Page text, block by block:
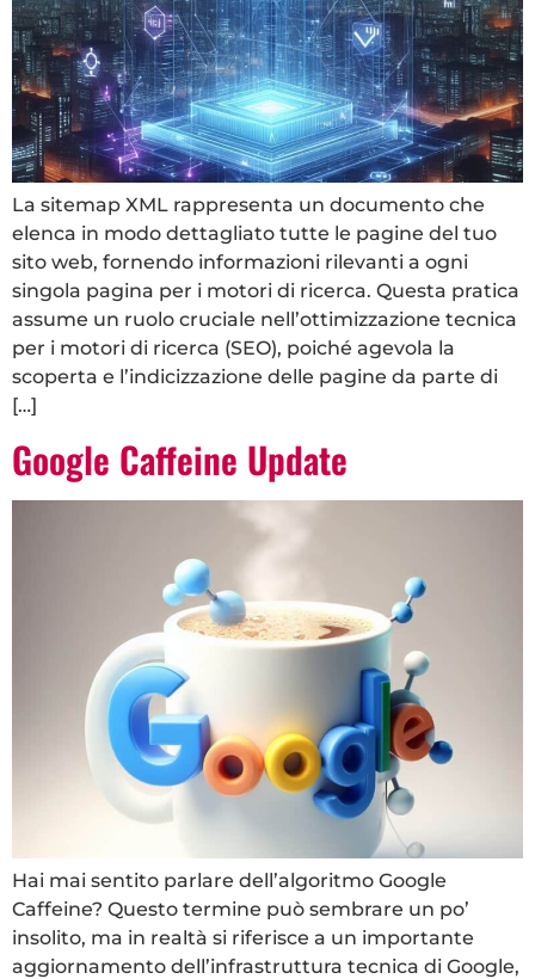
La sitemap XML rappresenta un documento che
elenca in modo dettagliato tutte le pagine del tuo
sito web, fornendo informazioni rilevanti a ogni
singola pagina per i motori di ricerca. Questa pratica
assume un ruolo cruciale nell’ottimizzazione tecnica
per i motori di ricerca (SEO), poiché agevola la
scoperta e l’indicizzazione delle pagine da parte di
[…]
Google Caffeine Update
Hai mai sentito parlare dell’algoritmo Google
Caffeine? Questo termine può sembrare un po’
insolito, ma in realtà si riferisce a un importante
aggiornamento dell’infrastruttura tecnica di Google,